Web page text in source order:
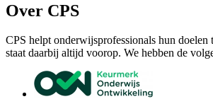
Over CPS
CPS helpt onderwijsprofessionals hun
staat daarbij altijd voorop. We hebben de